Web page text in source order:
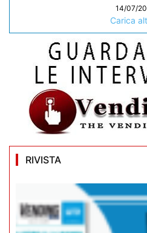
14/07/
Carica
RIVISTA